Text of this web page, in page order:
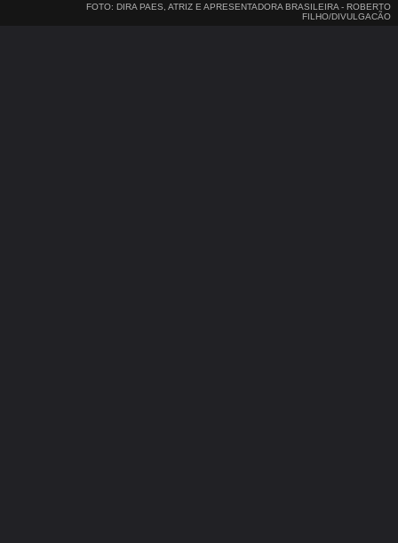
FOTO: DIRA PAES, ATRIZ E APRESENTADORA BRASILEIRA - ROBERTO
FILHO/DIVULGACÃO